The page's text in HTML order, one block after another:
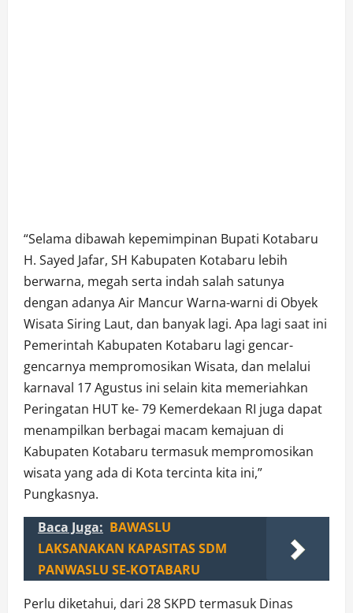
“Selama dibawah kepemimpinan Bupati Kotabaru
H. Sayed Jafar, SH Kabupaten Kotabaru lebih
berwarna, megah serta indah salah satunya
dengan adanya Air Mancur Warna-warni di Obyek
Wisata Siring Laut, dan banyak lagi. Apa lagi saat ini
Pemerintah Kabupaten Kotabaru lagi gencar-
gencarnya mempromosikan Wisata, dan melalui
karnaval 17 Agustus ini selain kita memeriahkan
Peringatan HUT ke- 79 Kemerdekaan RI juga dapat
menampilkan berbagai macam kemajuan di
Kabupaten Kotabaru termasuk mempromosikan
wisata yang ada di Kota tercinta kita ini,”
Pungkasnya.
Baca Juga: BAWASLU
LAKSANAKAN KAPASITAS SDM
PANWASLU SE-KOTABARU
Perlu diketahui, dari 28 SKPD termasuk Dinas